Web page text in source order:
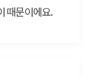
때문이에요.